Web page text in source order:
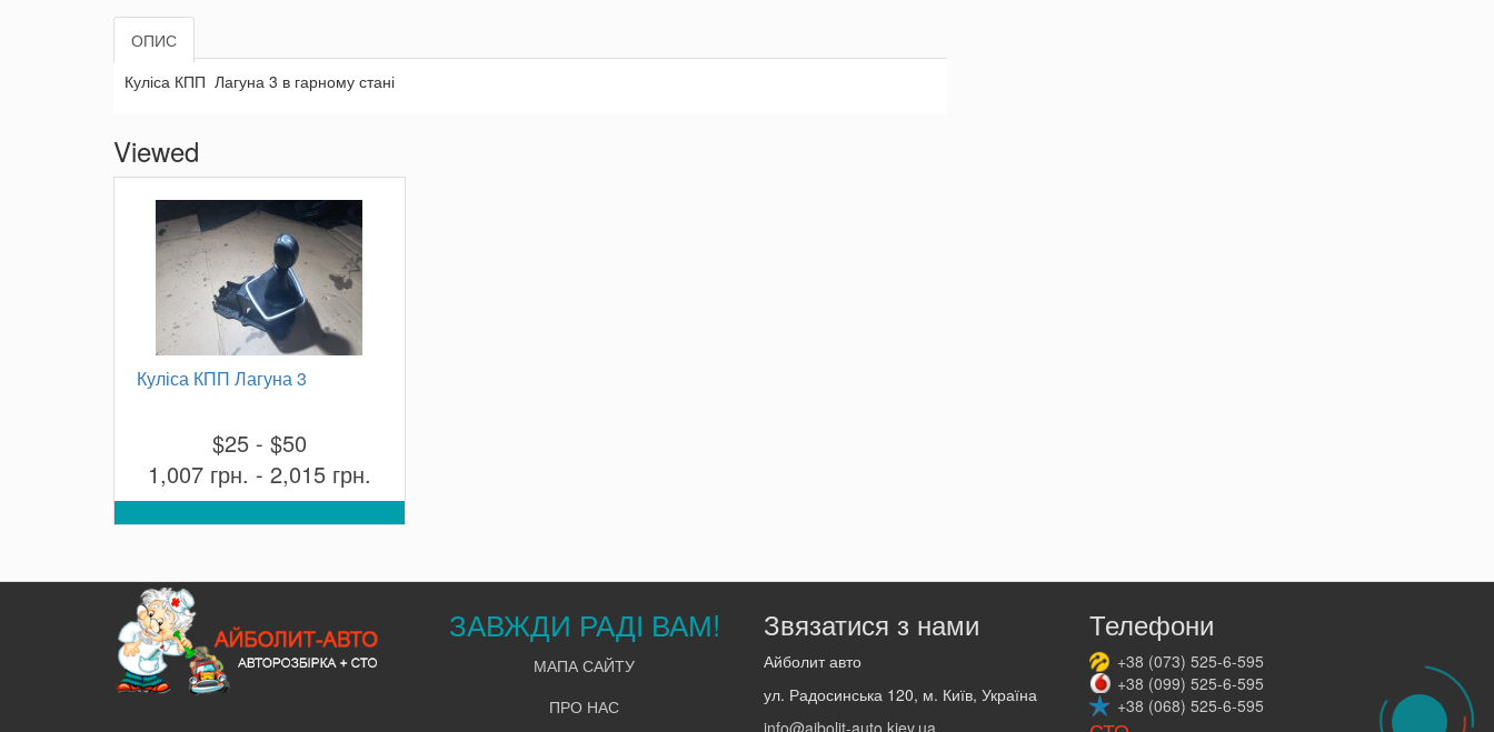
ОПИС
Куліса КПП Лагуна 3 в гарному стані
Viewed
Куліса КПП Лагуна 3
$25 - $50
1,007 грн. - 2,015 грн.
ЗАВЖДИ РАДІ ВАМ!
МАПА САЙТУ
ПРО НАС
Звязатися з нами
Айболит авто
ул. Радосинська 120, м. Київ, Україна
info@aibolit-auto.kiev.ua
Телефони
+38 (073) 525-6-595
+38 (099) 525-6-595
+38 (068) 525-6-595